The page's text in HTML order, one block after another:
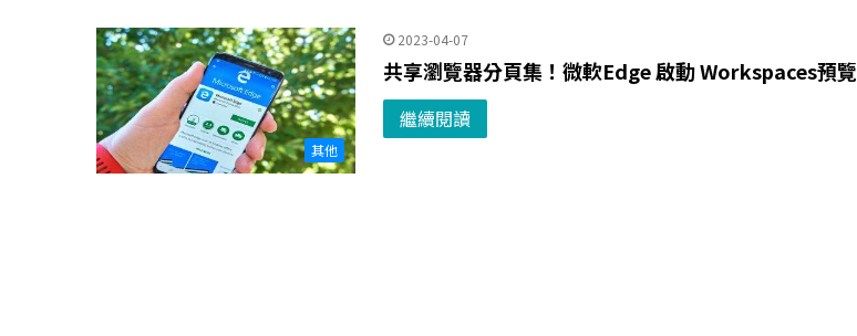
其他
2023-04-07
共享瀏覽器分頁集！微軟Edge 啟動 Workspaces預覽
繼續閱讀